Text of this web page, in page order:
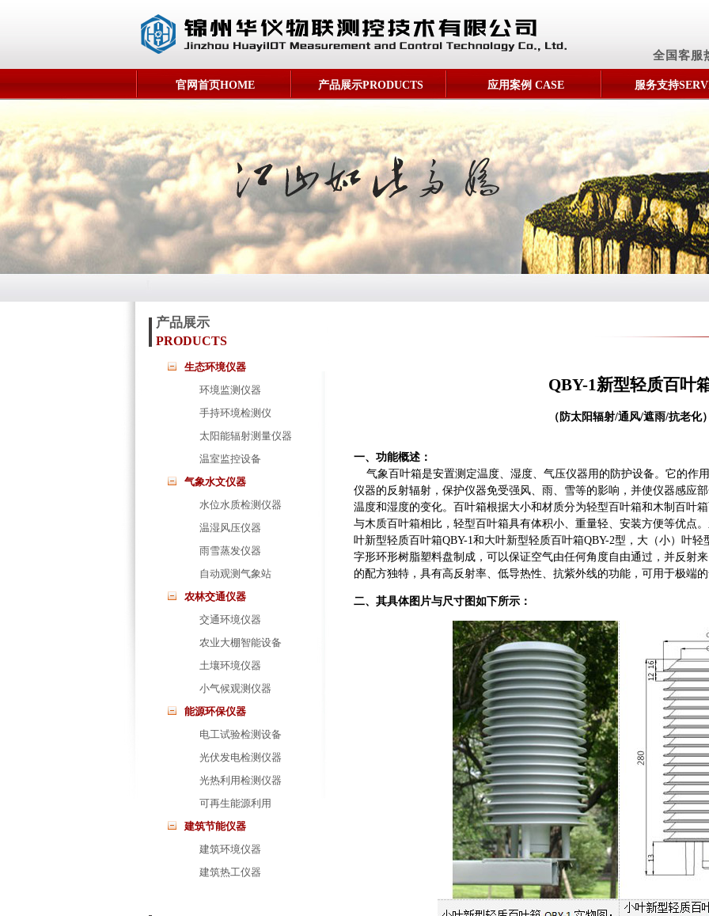
全国客服
官网首页HOME 产品展示PRODUCTS 应用案例 CASE 服务支持
产品展示
PRODUCTS
生态环境仪器
环境监测仪器
手持环境检测仪
太阳能辐射测量仪器
温室监控设备
气象水文仪器
水位水质检测仪器
温湿风压仪器
雨雪蒸发仪器
自动观测气象站
农林交通仪器
交通环境仪器
农业大棚智能设备
土壤环境仪器
小气候观测仪器
能源环保仪器
电工试验检测设备
光伏发电检测仪器
光热利用检测仪器
可再生能源利用
建筑节能仪器
建筑环境仪器
建筑热工仪器
QBY-1新型轻质百叶
（防太阳辐射/通风/遮雨/抗老化
一、功能概述：
气象百叶箱是安置测定温度、湿度、气压仪器用的防护设备。它的作
仪器的反射辐射，保护仪器免受强风、雨、雪等的影响，并使仪器感应
温度和湿度的变化。百叶箱根据大小和材质分为轻型百叶箱和木制百叶
与木质百叶箱相比，轻型百叶箱具有体积小、重量轻、安装方便等优点
叶新型轻质百叶箱QBY-1和大叶新型轻质百叶箱QBY-2型，大（小）叶轻
字形环形树脂塑料盘制成，可以保证空气由任何角度自由通过，并反射
的配方独特，具有高反射率、低导热性、抗紫外线的功能，可用于极端
二、其具体图片与尺寸图如下所示：